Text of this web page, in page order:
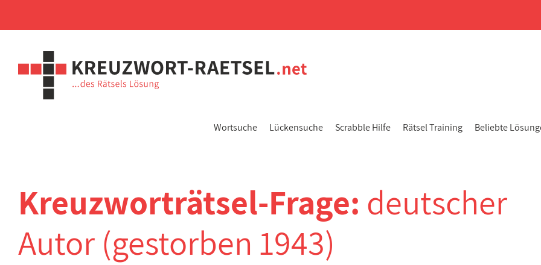
Wortsuche Lückensuche Scrabble Hilfe Rätsel Training Beliebte
Kreuzworträtsel-Frage: deutscher
Autor (gestorben 1943)